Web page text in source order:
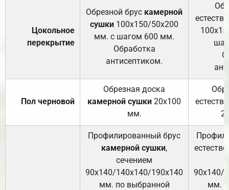
Цокольное
перекрытие
Обрезной брус камерной
сушки 100х150/50х200
мм. с шагом 600 мм.
Обработка
антисептиком.
Пол черновой
Обрезная доска
камерной сушки 20х100
мм.
Профилированный брус
камерной сушки,
сечением
90х140/140х140/190х140
мм. по выбранной
90х140/
мм.